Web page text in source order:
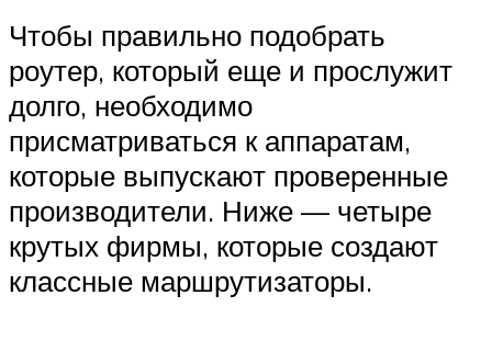
Чтобы правильно подобрать
роутер, который еще и прослужит
долго, необходимо
присматриваться к аппаратам,
которые выпускают проверенные
производители. Ниже — четыре
крутых фирмы, которые создают
классные маршрутизаторы.